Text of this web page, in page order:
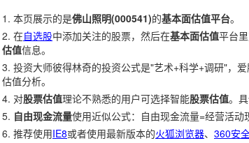
本页展示的是佛山照明(000541)的基本面估值平台。
在自选股中添加关注的股票，然后在基本面估值平台
估值信息。
投资大师彼得林奇的投资公式是"艺术+科学+调研"，爱
估值分析。
对股票估值理论不熟悉的用户可选择智能股票估值。
自由现金流量使用近似公式：自由现金流量=经营活动
推荐使用IE8或者使用最新版本的火狐浏览器、 360安